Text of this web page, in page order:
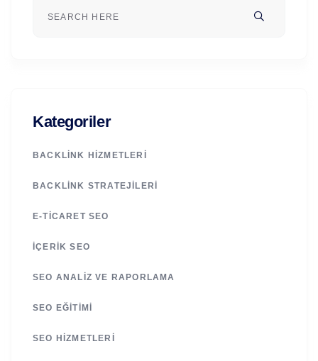
Kategoriler
BACKLINK HIZMETLERI
BACKLINK STRATEJILERI
E-TICARET SEO
İÇERIK SEO
SEO ANALIZ VE RAPORLAMA
SEO EĞITIMI
SEO HIZMETLERI